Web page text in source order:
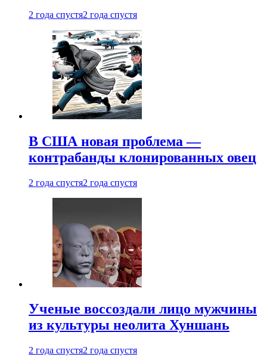
2 года спустя2 года спустя
В США новая проблема —
контрабанды клонированных овец
2 года спустя2 года спустя
Ученые воссоздали лицо мужчины
из культуры неолита Хуншань
2 года спустя2 года спустя